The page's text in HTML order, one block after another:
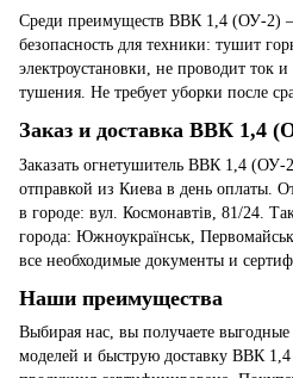
Среди преимуществ ВВК 1,4 (ОУ-2)
безопасность для техники: тушит
электроустановки, не проводит ток
тушения. Не требует уборки после
Заказ и доставка ВВК 1,4
Заказать огнетушитель ВВК 1,4
отправкой из Киева в день оплаты.
в городе: вул. Космонавтів, 81/24.
города: Южноукраїнськ,
все необходимые документы и
Наши преимущества
Выбирая нас, вы получаете
моделей и быструю доставку ВВК